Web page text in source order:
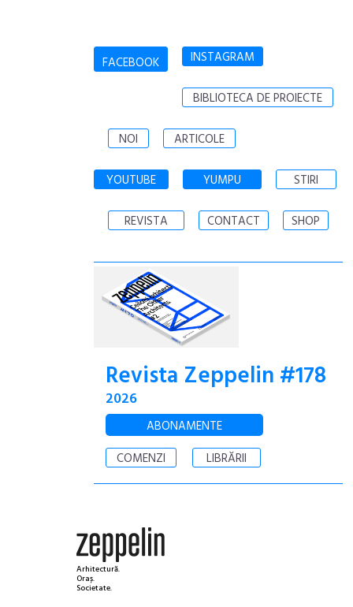
FACEBOOK INSTAGRAM
BIBLIOTECA DE PROIECTE
NOI ARTICOLE
YOUTUBE YUMPU STIRI
REVISTA CONTACT SHOP
Revista Zeppelin #178
2026
ABONAMENTE
COMENZI
LIBRĂRII
Arhitectură.
Oraș.
Societate.